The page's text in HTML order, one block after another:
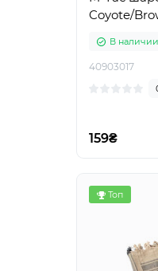
Coyote/
В наличии
40903017
159₴
Топ